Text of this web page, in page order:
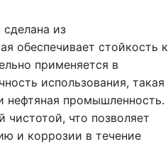
из
обеспечивает стойкость к
применяется в
использования, такая
нефтяная промышленность.
чистотой, что позволяет
и коррозии в течение